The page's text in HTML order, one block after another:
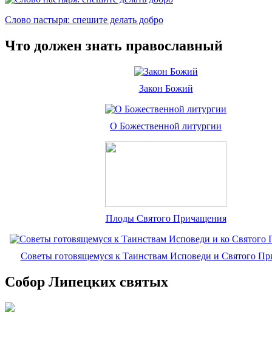
Слово пастыря: спешите делать добро
Что должен знать православный
Закон Божий
О Божественной литургии
Плоды Святого Причащения
Советы готовящемуся к Таинствам Исповеди и Святого
Собор Липецких святых